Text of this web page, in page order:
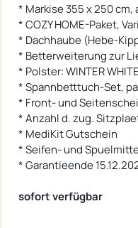
* Markise 355 x 250
* COZY HOME-Paket,
* Dachhaube (Hebe-
* Betterweiterung zur
* Polster: WINTER
* Spannbetttuch-Set,
* Front- und
* Anzahl d. zug.
* MediKit Gutschein
* Seifen- und
* Garantieende
sofort verfügbar